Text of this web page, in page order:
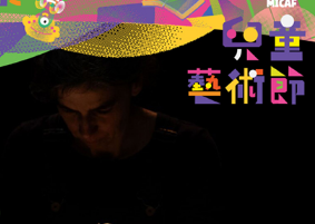
酒店業務